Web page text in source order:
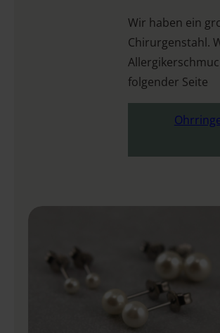
Wir haben ein
Chirurgenstahl.
folgender Seite